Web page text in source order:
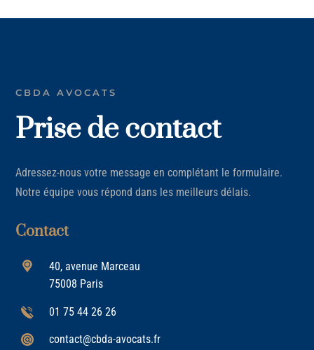
CBDA AVOCATS
Prise de contact
Adressez-nous votre message en complétant le formulaire.
Notre équipe vous répond dans les meilleurs délais.
Contact
40, avenue Marceau
75008 Paris
01 75 44 26 26
contact@cbda-avocats.fr